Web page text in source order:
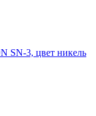
SN-3, цвет никель